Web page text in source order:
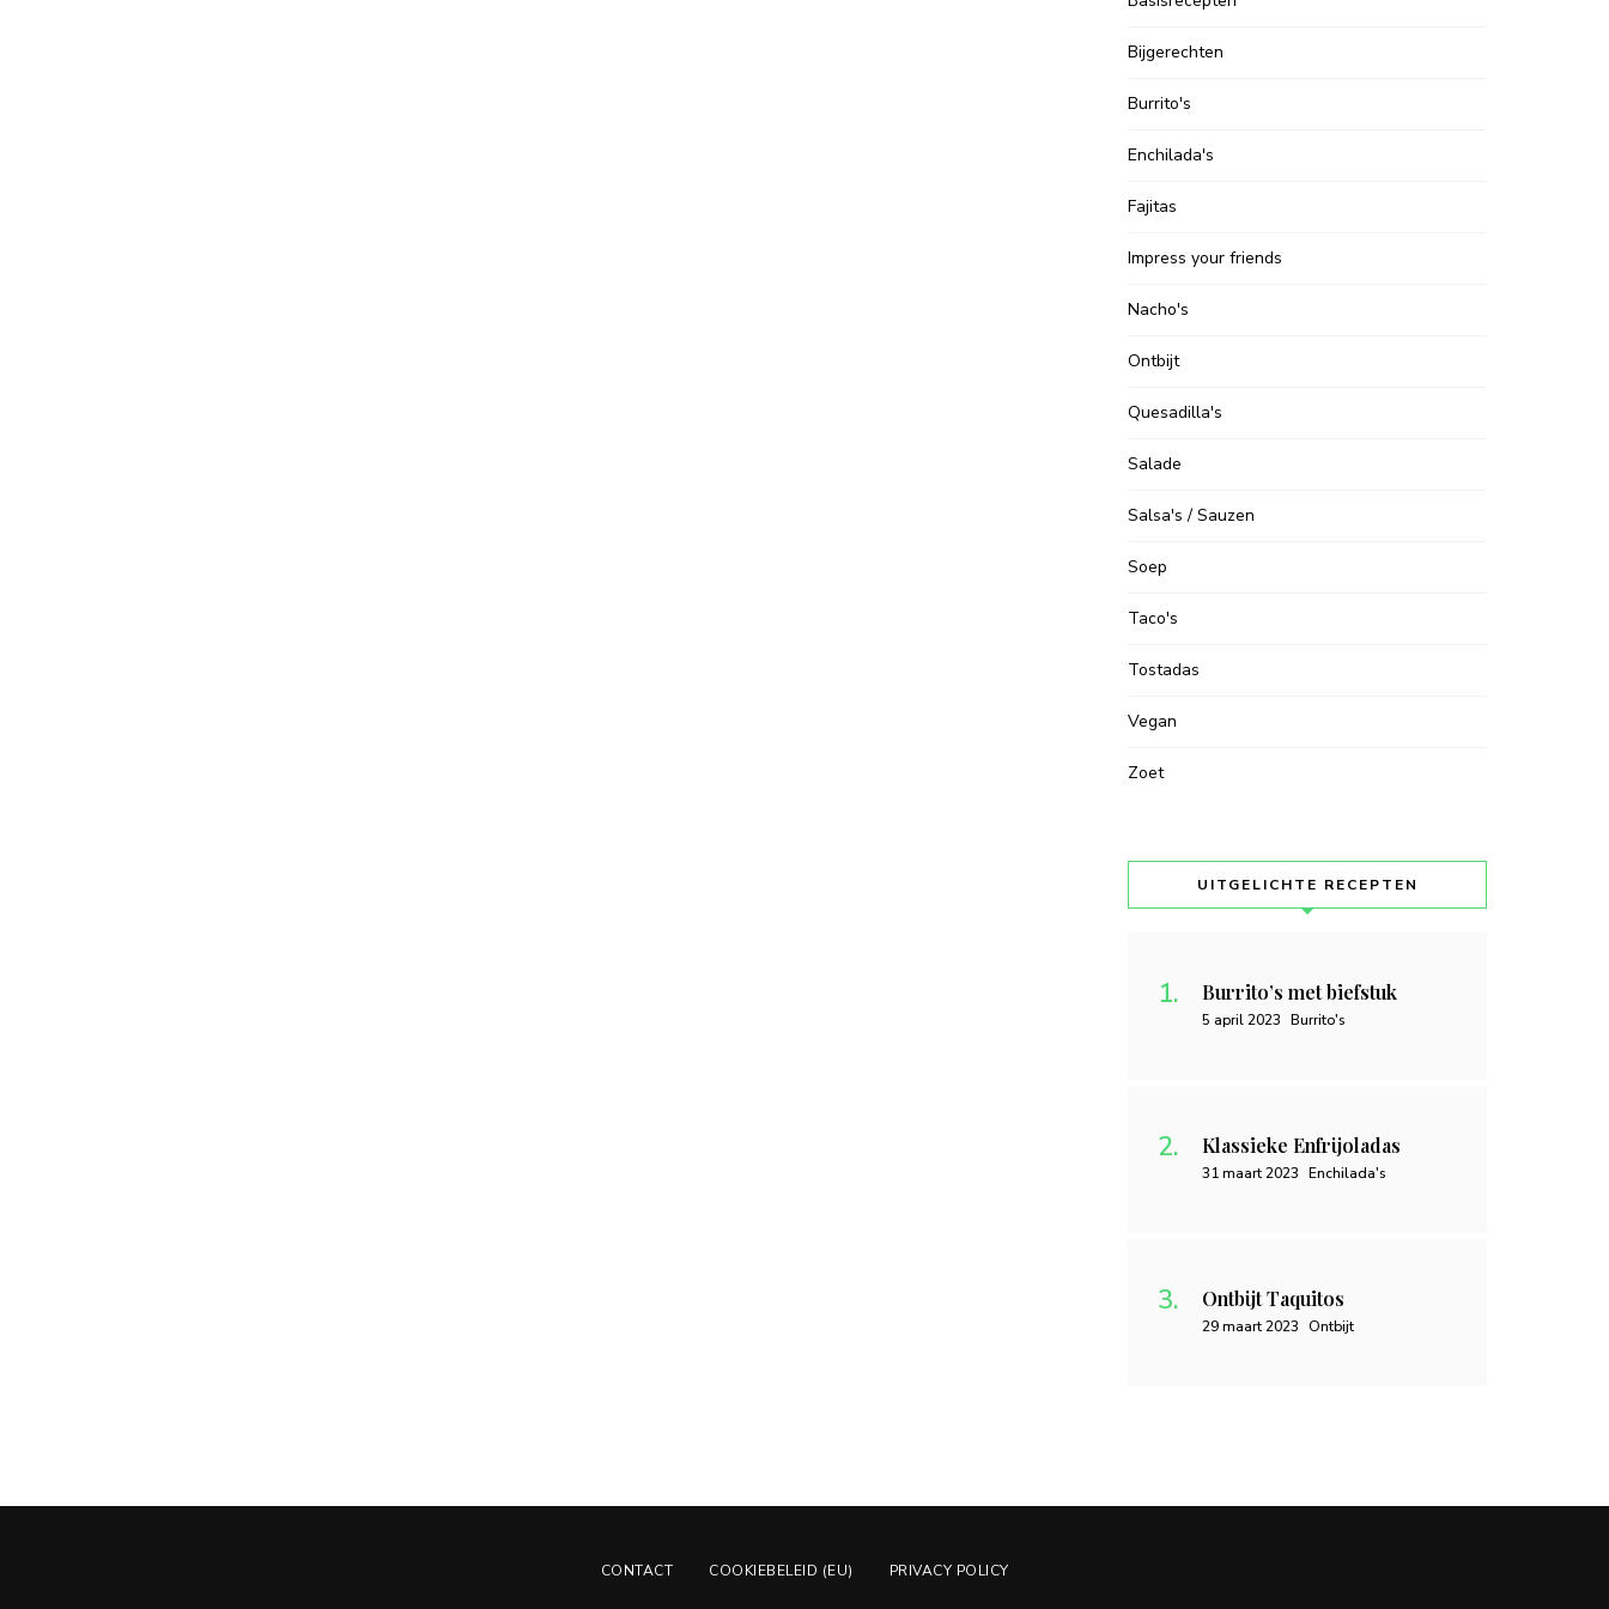
Bijgerechten
Burrito's
Enchilada's
Fajitas
Impress your friends
Nacho's
Ontbijt
Quesadilla's
Salade
Salsa's / Sauzen
Soep
Taco's
Tostadas
Vegan
Zoet
UITGELICHTE RECEPTEN
Burrito’s met biefstuk
5 april 2023 Burrito's
Klassieke Enfrijoladas
31 maart 2023 Enchilada's
Ontbijt Taquitos
29 maart 2023 Ontbijt
CONTACT COOKIEBELEID (EU) PRIVACY POLICY